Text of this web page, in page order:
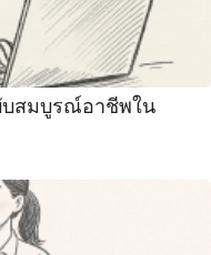
บสมบูรณ์อาชีพใน